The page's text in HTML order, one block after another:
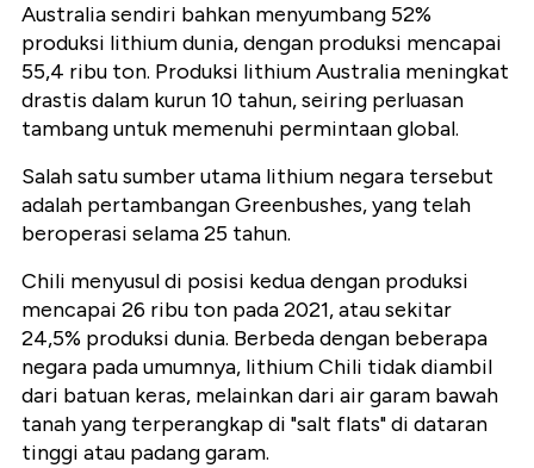
Australia sendiri bahkan menyumbang 52%
produksi lithium dunia, dengan produksi mencapai
55,4 ribu ton. Produksi lithium Australia meningkat
drastis dalam kurun 10 tahun, seiring perluasan
tambang untuk memenuhi permintaan global.
Salah satu sumber utama lithium negara tersebut
adalah pertambangan Greenbushes, yang telah
beroperasi selama 25 tahun.
Chili menyusul di posisi kedua dengan produksi
mencapai 26 ribu ton pada 2021, atau sekitar
24,5% produksi dunia. Berbeda dengan beberapa
negara pada umumnya, lithium Chili tidak diambil
dari batuan keras, melainkan dari air garam bawah
tanah yang terperangkap di "salt flats" di dataran
tinggi atau padang garam.